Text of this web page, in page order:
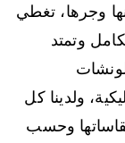
وجرها، تغطي
وتمتد
ولدينا كل
وحسب